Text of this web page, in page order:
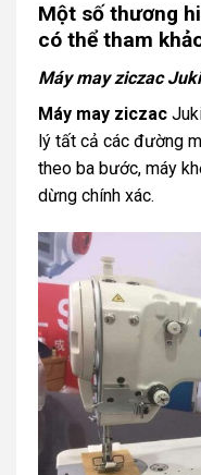
Một số thương
có thể tham
Máy may ziczac
Máy may ziczac
lý tất cả các đường
theo ba bước, máy
dừng chính xác.